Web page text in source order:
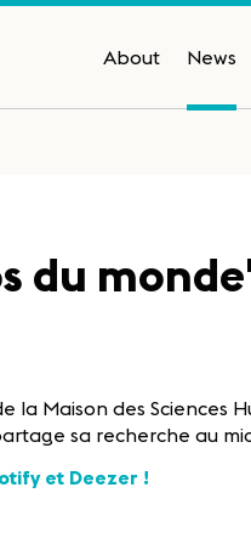
About News
du
la Maison des Sciences
sa recherche au
et Deezer !